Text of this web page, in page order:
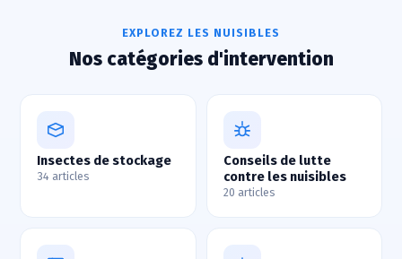
EXPLOREZ LES NUISIBLES
Nos catégories d'intervention
Insectes de stockage
34 articles
Conseils de lutte
contre les nuisibles
20 articles